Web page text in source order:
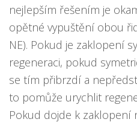
nejlepším řešením je
opětné vypuštění obou
NE). Pokud je zaklopení
regeneraci, pokud
se tím přibrzdí a
to pomůže urychlit
Pokud dojde k zaklopení